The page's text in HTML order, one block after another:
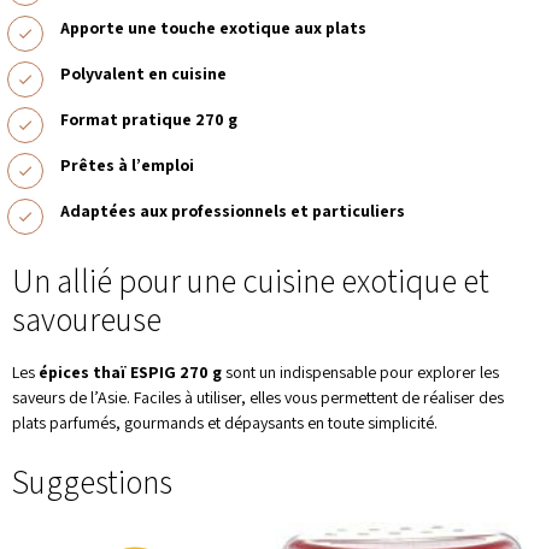
Apporte une touche exotique aux plats
Polyvalent en cuisine
Format pratique 270 g
Prêtes à l’emploi
Adaptées aux professionnels et particuliers
Un allié pour une cuisine exotique et
savoureuse
Les épices thaï ESPIG 270 gsont un indispensable pour explorer les
saveurs de l’Asie. Faciles à utiliser, elles vous permettent de réaliser des
plats parfumés, gourmands et dépaysants en toute simplicité.
Suggestions